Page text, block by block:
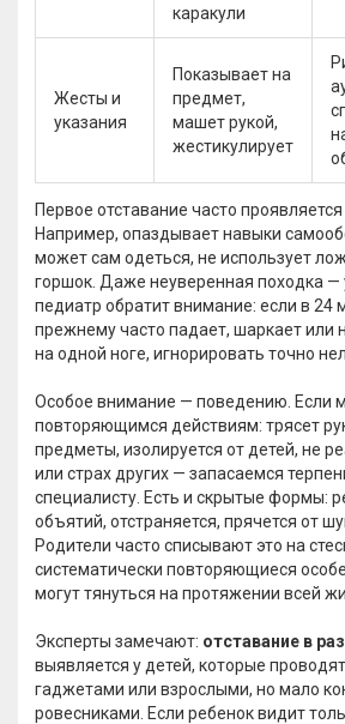
каракули
Жесты и
указания
Показывает на
предмет,
машет рукой,
жестикулирует
Первое отставание часто
Например, опаздывает навыки
может сам одеться, не использует
горшок. Даже неуверенная походка —
педиатр обратит внимание: если в 24
прежнему часто падает, шаркает или
на одной ноге, игнорировать точно
Особое внимание — поведению. Если
повторяющимся действиям: трясет
предметы, изолируется от детей, не
или страх других — запасаемся
специалисту. Есть и скрытые формы:
объятий, отстраняется, прячется от
Родители часто списывают это на
систематически повторяющиеся
могут тянуться на протяжении всей
Эксперты замечают: отставание в
выявляется у детей, которые
гаджетами или взрослыми, но мало
ровесниками. Если ребенок видит